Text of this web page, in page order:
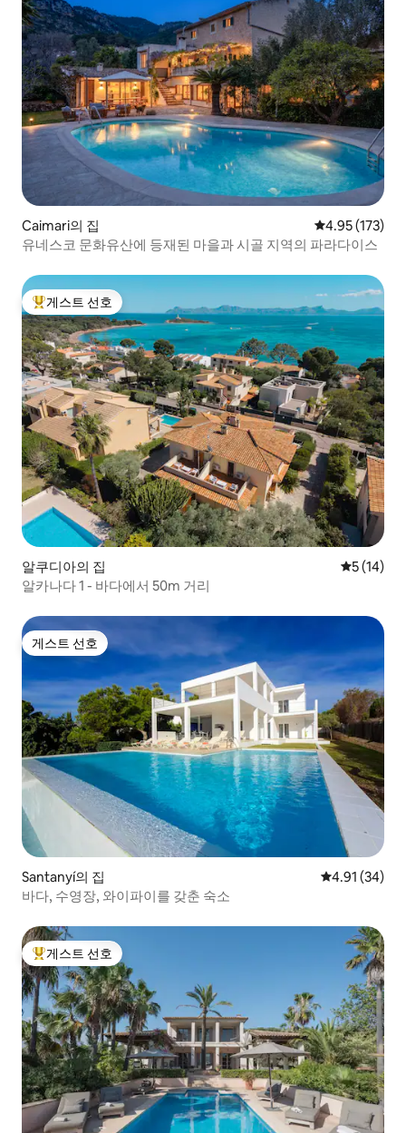
Caimari의 집 평점 4.95점(5
4.95 (173)
유네스코 문화유산에 등재된 마을과 시골 지역의 파라다이스
상위 게스트 선호
게스트 선호
알쿠디아의 집 평점 5점
5 (14)
알카나다 1 - 바다에서 50m 거리
게스트 선호
게스트 선호
Santanyí의 집 평점 4.91점
4.91 (34)
바다, 수영장, 와이파이를 갖춘 숙소
상위 게스트 선호
게스트 선호